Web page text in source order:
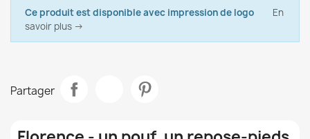
Qu'est-ce que le Velours Côtelé Soft, le tissu de nos
poufs et coussins ?
Les poufs en velours côtelé sont-ils sûrs pour les
Comment nettoyer et laver le velours côtelé ?
Housse Pour Pouf Fauteuil Porto - Velours Doux
Matériau
Tipo
Ce produit est disponible avec impression de logo
En
savoir plus →
Partager